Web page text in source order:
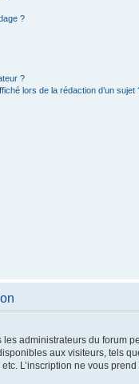
?
?
lors de la rédaction d’un sujet
les administrateurs du
aux visiteurs, tels
L’inscription ne vous